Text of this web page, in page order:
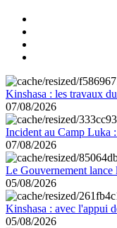
Kinshasa : les travaux
07/08/2026
Incident au Camp Luka
07/08/2026
Le Gouvernement lance
05/08/2026
Kinshasa : avec l'appui
05/08/2026